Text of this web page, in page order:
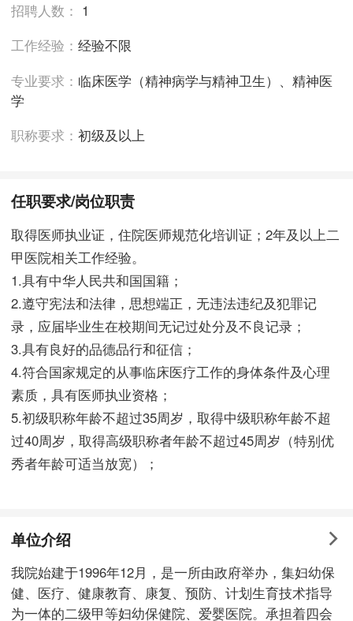
招聘人数： 1
工作经验：经验不限
专业要求： 临床医学（精神病学与精神卫生）、精神医
学
职称要求：初级及以上
任职要求/岗位职责
取得医师执业证，住院医师规范化培训证；2年及以上二
甲医院相关工作经验。
1.具有中华人民共和国国籍；
2.遵守宪法和法律，思想端正，无违法违纪及犯罪记
录，应届毕业生在校期间无记过处分及不良记录；
3.具有良好的品德品行和征信；
4.符合国家规定的从事临床医疗工作的身体条件及心理
素质，具有医师执业资格；
5.初级职称年龄不超过35周岁，取得中级职称年龄不超
过40周岁，取得高级职称者年龄不超过45周岁（特别优
秀者年龄可适当放宽）；
单位介绍
我院始建于1996年12月，是一所由政府举办，集妇幼保
健、医疗、健康教育、康复、预防、计划生育技术指导
为一体的二级甲等妇幼保健院、爱婴医院。承担着四会